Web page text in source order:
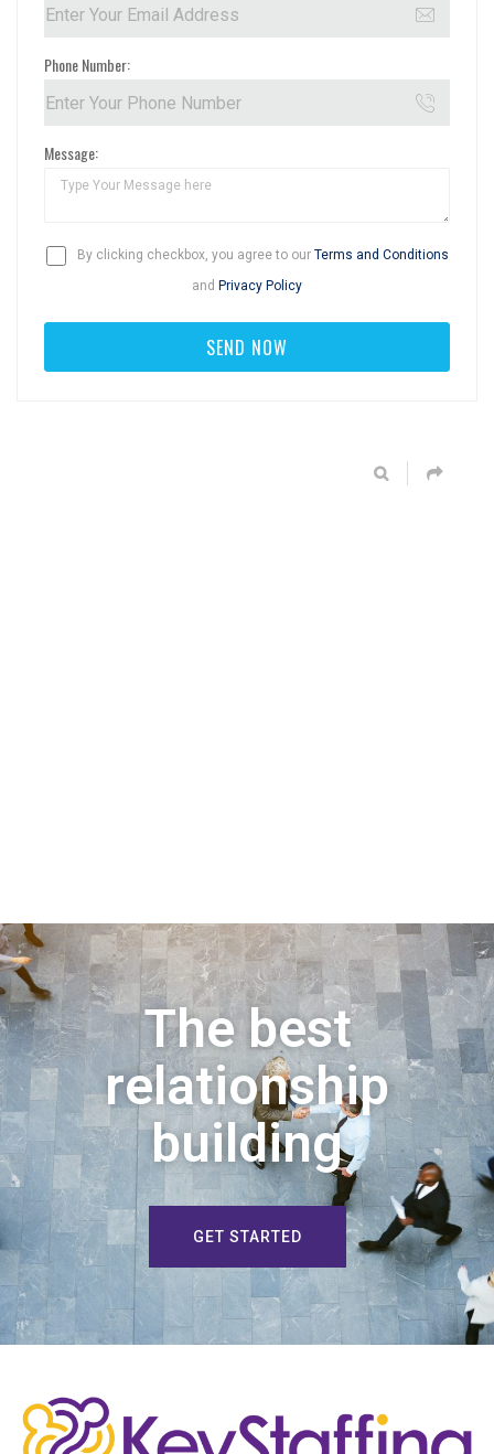
Phone Number:
Message:
By clicking checkbox, you agree to our Terms and Conditions
and Privacy Policy
The best
relationship
building
GET STARTED